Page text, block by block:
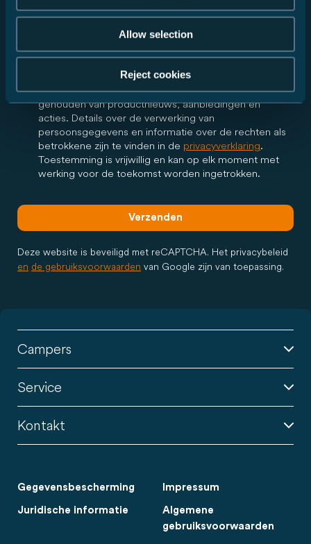
Allow selection
Reject cookies
e-mail contact met mij opnemen. Deze toestemming
is vrijwillig en kan te allen tijde met werking voor de
Ja, ik wil graag de Carado-nieuwsbrief ontvangen en
regelmatig via e-mail op de hoogte worden
gehouden van productnieuws, aanbiedingen en
acties. Details over de verwerking van
persoonsgegevens en informatie over de rechten als
betrokkene zijn te vinden in de privacyverklaring.
Toestemming is vrijwillig en kan op elk moment met
werking voor de toekomst worden ingetrokken.
Verzenden
Deze website is beveiligd met reCAPTCHA. Het privacybeleid
en de gebruiksvoorwaarden van Google zijn van toepassing.
Campers
Service
Kontakt
Gegevensbescherming Impressum
Juridische informatie
Algemene
gebruiksvoorwaarden